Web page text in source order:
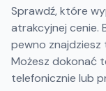
Sprawdź, które
atrakcyjnej cenie.
pewno
Możesz dokonać
telefonicznie lub